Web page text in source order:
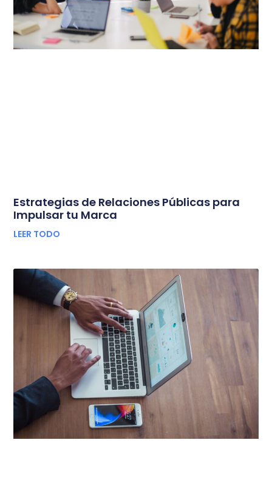
Estrategias de Relaciones Públicas para
Impulsar tu Marca
LEER TODO